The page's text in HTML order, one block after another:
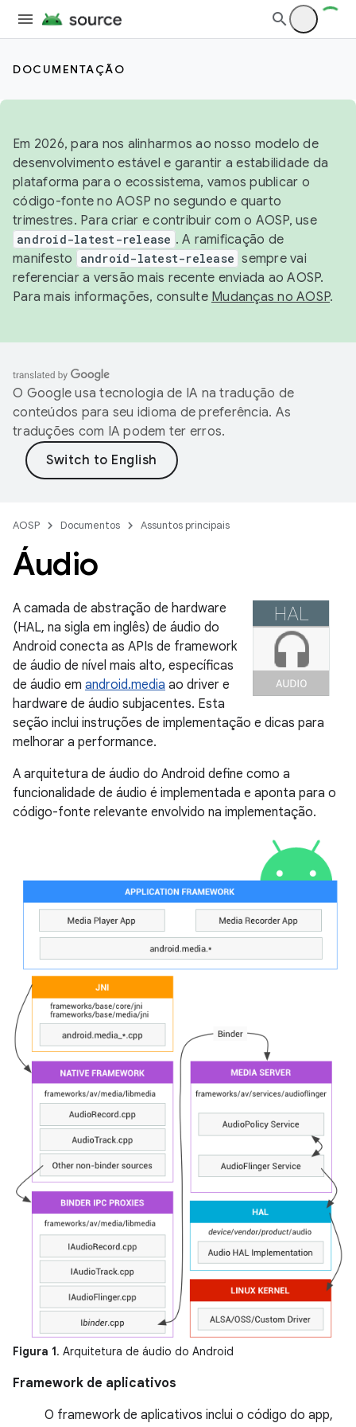
DOCUMENTAÇÃO
Em 2026, para nos alinharmos ao nosso modelo de
desenvolvimento estável e garantir a estabilidade da
plataforma para o ecossistema, vamos publicar o
código-fonte no AOSP no segundo e quarto
trimestres. Para criar e contribuir com o AOSP, use
android-latest-release . A ramificação de
manifesto
android-latest-release sempre vai
referenciar a versão mais recente enviada ao AOSP.
Para mais informações, consulte Mudanças no AOSP.
O Google usa tecnologia de IA na tradução de
conteúdos para seu idioma de preferência. As
traduções com IA podem ter erros.
AOSP Documentos Assuntos principais
Áudio
A camada de abstração de hardware
(HAL, na sigla em inglês) de áudio do
Android conecta as APIs de framework
de áudio de nível mais alto, específicas
de áudio em android.media ao driver e
hardware de áudio subjacentes. Esta
seção inclui instruções de implementação e dicas para
melhorar a performance.
A arquitetura de áudio do Android define como a
funcionalidade de áudio é implementada e aponta para o
código-fonte relevante envolvido na implementação.
Figura 1. Arquitetura de áudio do Android
Framework de aplicativos
O framework de aplicativos inclui o código do app,